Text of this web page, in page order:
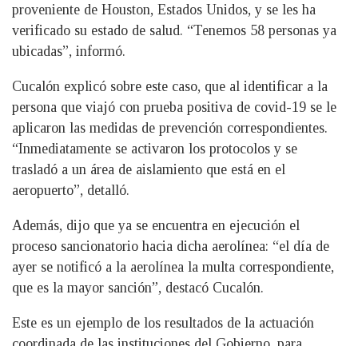
proveniente de Houston, Estados Unidos, y se les ha
verificado su estado de salud. “Tenemos 58 personas ya
ubicadas”, informó.
Cucalón explicó sobre este caso, que al identificar a la
persona que viajó con prueba positiva de covid-19 se le
aplicaron las medidas de prevención correspondientes.
“Inmediatamente se activaron los protocolos y se
trasladó a un área de aislamiento que está en el
aeropuerto”, detalló.
Además, dijo que ya se encuentra en ejecución el
proceso sancionatorio hacia dicha aerolínea: “el día de
ayer se notificó a la aerolínea la multa correspondiente,
que es la mayor sanción”, destacó Cucalón.
Este es un ejemplo de los resultados de la actuación